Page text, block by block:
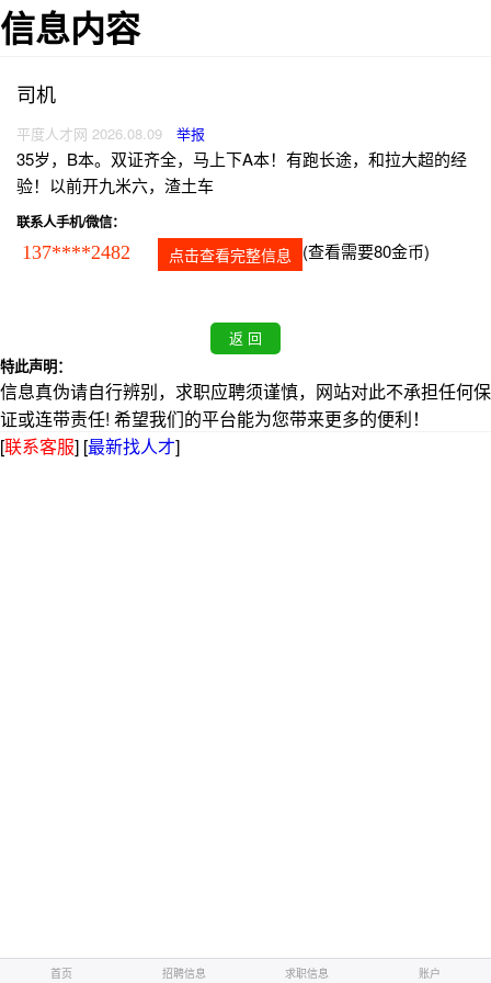
信息内容
司机
平度人才网 2026.08.09 举报
35岁，B本。双证齐全，马上下A本！有跑长途，和拉大超的经
验！以前开九米六，渣土车
联系人手机/微信：
137****2482 点击查看完整信息 (查看需要80金币)
特此声明：
信息真伪请自行辨别，求职应聘须谨慎，网站对此不承担任何保
证或连带责任! 希望我们的平台能为您带来更多的便利！
[联系客服] [最新找人才]
首页 招聘信息 求职信息 账户